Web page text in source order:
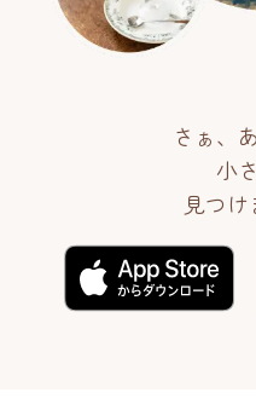
さぁ、
小
見つ